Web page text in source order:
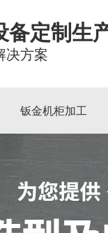
备定制生
决方案
钣金机柜加工